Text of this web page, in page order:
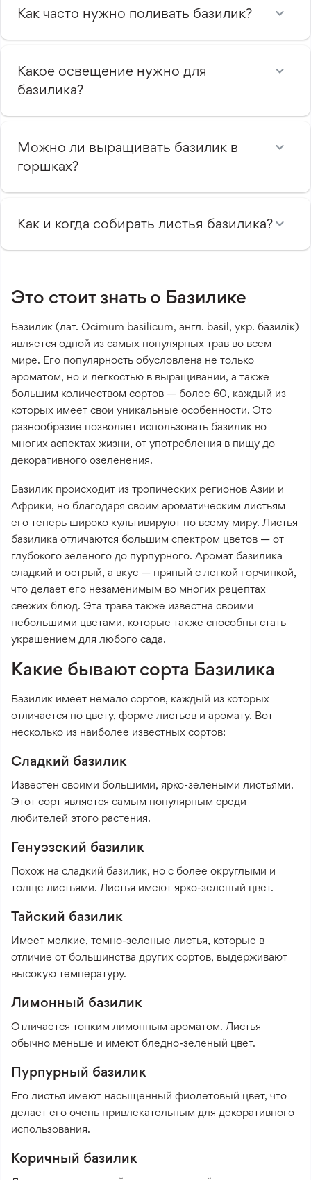
Как часто нужно поливать базилик?
Какое освещение нужно для
базилика?
Можно ли выращивать базилик в
горшках?
Как и когда собирать листья базилика?
Это стоит знать о Базилике
Базилик (лат. Ocimum basilicum, англ. basil, укр. базилік)
является одной из самых популярных трав во всем
мире. Его популярность обусловлена не только
ароматом, но и легкостью в выращивании, а также
большим количеством сортов — более 60, каждый из
которых имеет свои уникальные особенности. Это
разнообразие позволяет использовать базилик во
многих аспектах жизни, от употребления в пищу до
декоративного озеленения.
Базилик происходит из тропических регионов Азии и
Африки, но благодаря своим ароматическим листьям
его теперь широко культивируют по всему миру. Листья
базилика отличаются большим спектром цветов — от
глубокого зеленого до пурпурного. Аромат базилика
сладкий и острый, а вкус — пряный с легкой горчинкой,
что делает его незаменимым во многих рецептах
свежих блюд. Эта трава также известна своими
небольшими цветами, которые также способны стать
украшением для любого сада.
Какие бывают сорта Базилика
Базилик имеет немало сортов, каждый из которых
отличается по цвету, форме листьев и аромату. Вот
несколько из наиболее известных сортов:
Сладкий базилик
Известен своими большими, ярко-зелеными листьями.
Этот сорт является самым популярным среди
любителей этого растения.
Генуэзский базилик
Похож на сладкий базилик, но с более округлыми и
толще листьями. Листья имеют ярко-зеленый цвет.
Тайский базилик
Имеет мелкие, темно-зеленые листья, которые в
отличие от большинства других сортов, выдерживают
высокую температуру.
Лимонный базилик
Отличается тонким лимонным ароматом. Листья
обычно меньше и имеют бледно-зеленый цвет.
Пурпурный базилик
Его листья имеют насыщенный фиолетовый цвет, что
делает его очень привлекательным для декоративного
использования.
Коричный базилик